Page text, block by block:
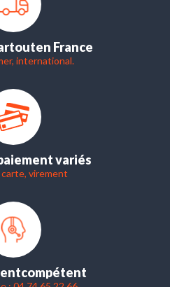
en France
international.
variés
virement
compétent